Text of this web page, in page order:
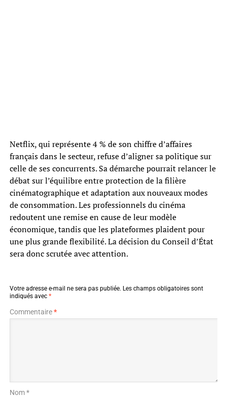
Netflix, qui représente 4 % de son chiffre d’affaires
français dans le secteur, refuse d’aligner sa politique sur
celle de ses concurrents. Sa démarche pourrait relancer le
débat sur l’équilibre entre protection de la filière
cinématographique et adaptation aux nouveaux modes
de consommation. Les professionnels du cinéma
redoutent une remise en cause de leur modèle
économique, tandis que les plateformes plaident pour
une plus grande flexibilité. La décision du Conseil d’État
sera donc scrutée avec attention.
Votre adresse e-mail ne sera pas publiée. Les champs obligatoires sont
indiqués avec *
Commentaire*
Nom *